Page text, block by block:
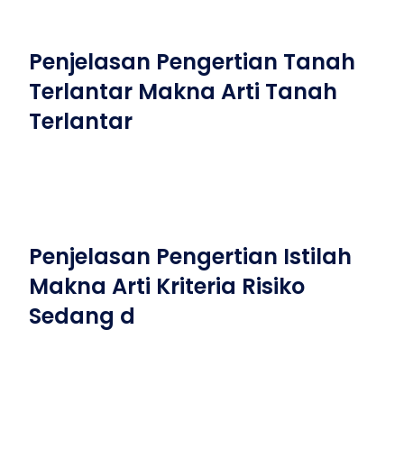
Penjelasan Pengertian Tanah
Terlantar Makna Arti Tanah
Terlantar
Penjelasan Pengertian Istilah
Makna Arti Kriteria Risiko
Sedang d